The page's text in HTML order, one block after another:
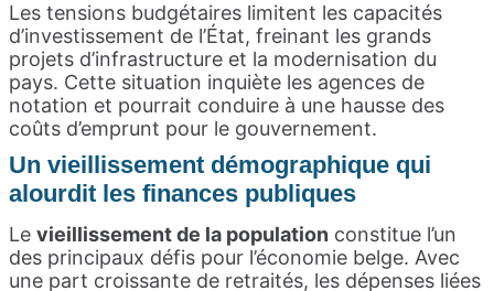
Les tensions budgétaires limitent les capacités
d’investissement de l’État, freinant les grands
projets d’infrastructure et la modernisation du
pays. Cette situation inquiète les agences de
notation et pourrait conduire à une hausse des
coûts d’emprunt pour le gouvernement.
Un vieillissement démographique qui
alourdit les finances publiques
Le vieillissement de la population constitue l’un
des principaux défis pour l’économie belge. Avec
une part croissante de retraités, les dépenses liées